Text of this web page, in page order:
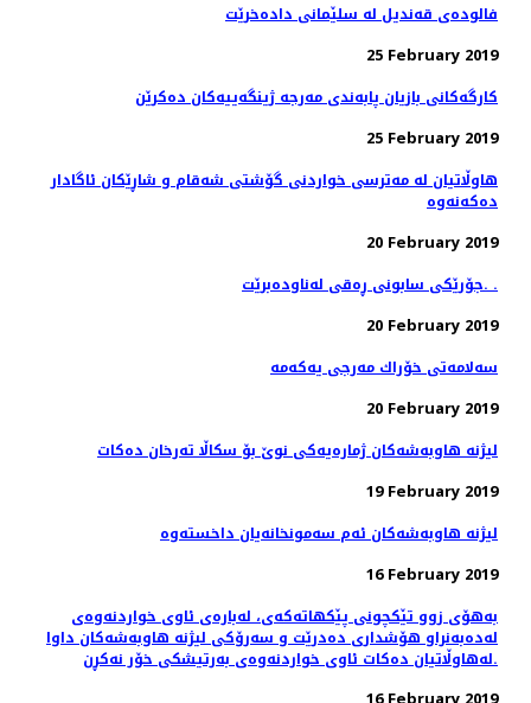
فالوده‌ی قه‌ندیل له‌ سلێمانی داده‌خرێت
25 February 2019
كارگه‌كانی بازیان پابه‌ندی مه‌رجه‌ ژینگه‌ییه‌كان ده‌كرێن
25 February 2019
هاوڵاتیان له‌ مەترسی خواردنی گۆشتی شەقام و شاڕێكان ئاگادار
20 February 2019
جۆرێكی سابونی ڕه‌قی له‌ناوده‌برێت. .
20 February 2019
20 February 2019
لیژنه‌ هاوبه‌شه‌كان ژماره‌یه‌كی نوێ بۆ سكاڵا ته‌رخان ده‌كات
19 February 2019
16 February 2019
به‌هۆی زوو تێكچونی پێكهاته‌كه‌ی، لەبارەی ئاوی خواردنەوەی
له‌ده‌به‌نراو هۆشداری دەدرێت و سه‌رۆكی لیژنه هاوبه‌شه‌كان داوا
له‌هاوڵاتیان ده‌كات ئاوی خواردنه‌وه‌ی به‌رتیشكی خۆر نه‌كڕن.